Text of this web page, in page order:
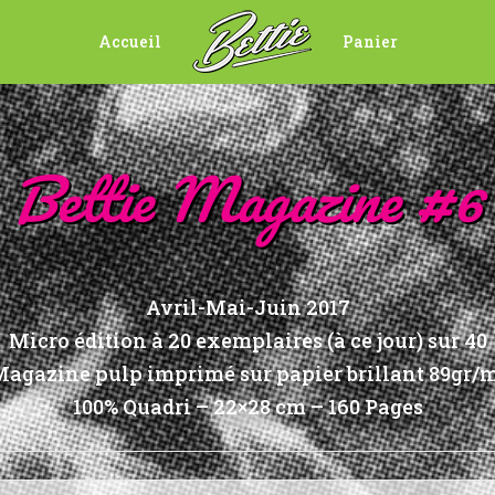
Accueil Panier
Bettie Magazine #6
Avril-Mai-Juin 2017
Micro édition à 20 exemplaires (à ce jour) sur 40
pulp imprimé sur papier brillant 89gr/
100% Quadri – 22×28 cm – 160 Pages